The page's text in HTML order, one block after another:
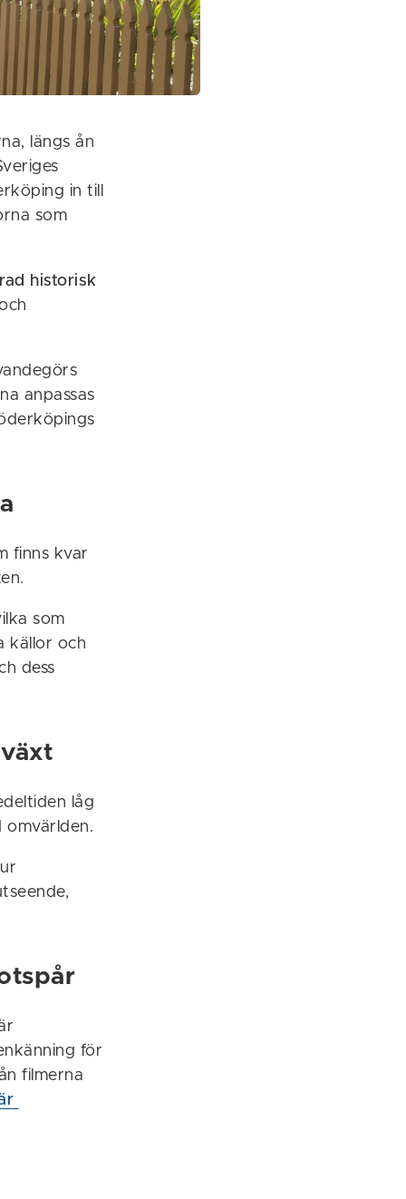
längs ån
in till
som
historisk
anpassas
finns kvar
som
källor och
dess
låg
omvärlden.
för
filmerna